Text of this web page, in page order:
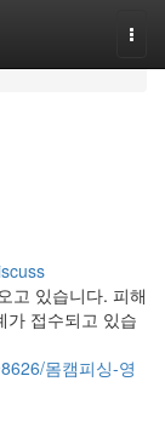
고 있습니다. 피해
가 접수되고 있습
몸캠피싱-영